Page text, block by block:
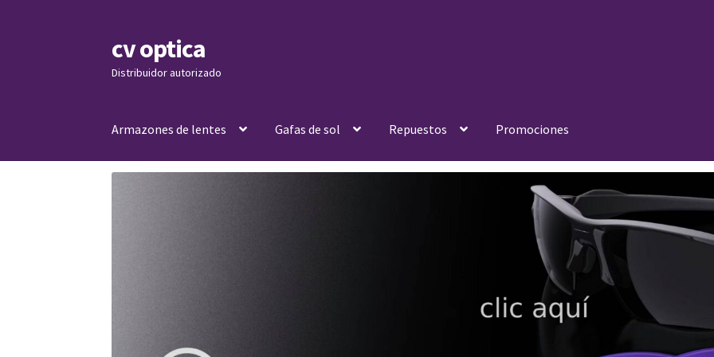
Skip
to
navigation
Skip
to
content
cv optica
Distribuidor autorizado
Armazones de lentes Gafas de sol Repuestos Promociones